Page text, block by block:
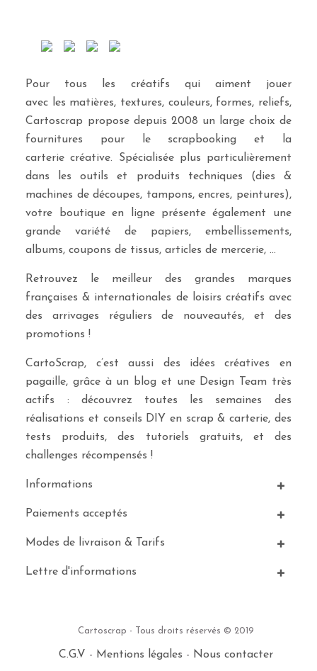
Pour tous les créatifs qui aiment jouer
avec les matières, textures, couleurs, formes, reliefs,
Cartoscrap propose depuis 2008 un large choix de
fournitures pour le scrapbooking et la
carterie créative. Spécialisée plus particulièrement
dans les outils et produits techniques (dies &
machines de découpes, tampons, encres, peintures),
votre boutique en ligne présente également une
grande variété de papiers, embellissements,
albums, coupons de tissus, articles de mercerie, …
Retrouvez le meilleur des grandes marques
françaises & internationales de loisirs créatifs avec
des arrivages réguliers de nouveautés, et des
promotions !
CartoScrap, c’est aussi des idées créatives en
pagaille, grâce à un blog et une Design Team très
actifs : découvrez toutes les semaines des
réalisations et conseils DIY en scrap & carterie, des
tests produits, des tutoriels gratuits, et des
challenges récompensés !
Informations
Paiements acceptés
Modes de livraison & Tarifs
Lettre d'informations
Cartoscrap - Tous droits réservés © 2019
C.G.V - Mentions légales - Nous contacter